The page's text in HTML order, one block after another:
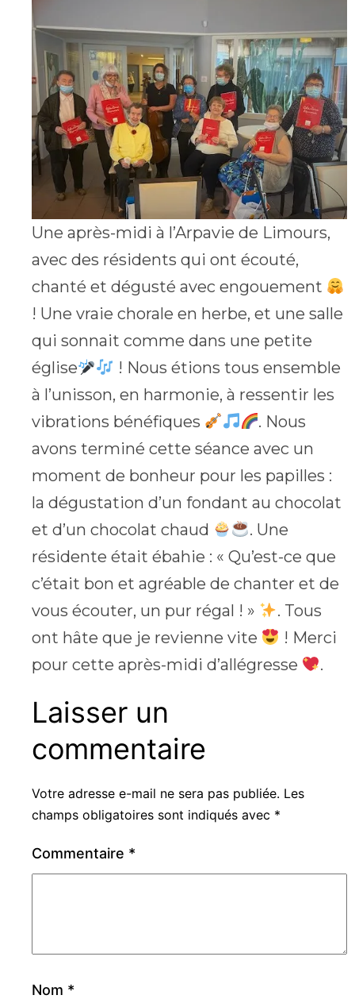
Une après-midi à l’Arpavie de Limours,
avec des résidents qui ont écouté,
chanté et dégusté avec engouement
! Une vraie chorale en herbe, et une salle
qui sonnait comme dans une petite
église
! Nous étions tous ensemble
à l’unisson, en harmonie, à ressentir les
vibrations bénéfiques
. Nous
avons terminé cette séance avec un
moment de bonheur pour les papilles :
la dégustation d’un fondant au chocolat
et d’un chocolat chaud
. Une
résidente était ébahie : « Qu’est-ce que
c’était bon et agréable de chanter et de
vous écouter, un pur régal ! »
. Tous
ont hâte que je revienne vite
! Merci
pour cette après-midi d’allégresse
.
Laisser un
commentaire
Votre adresse e-mail ne sera pas publiée. Les
champs obligatoires sont indiqués avec *
Commentaire *
Nom *